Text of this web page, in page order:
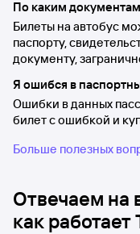
По каким
Билеты на автобус
паспорту,
документу,
Я ошибся в
Ошибки в данных
билет с ошибкой и
Больше полезных
Отвечаем на
как работает